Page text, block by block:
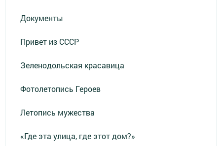
Документы
Привет из СССР
Зеленодольская красавица
Фотолетопись Героев
Летопись мужества
«Где эта улица, где этот дом?»